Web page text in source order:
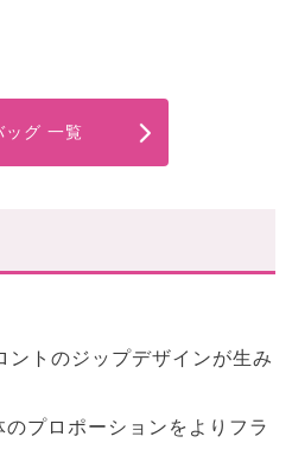
グ 一覧
ントのジップデザインが生み
プロポーションをよりフラ